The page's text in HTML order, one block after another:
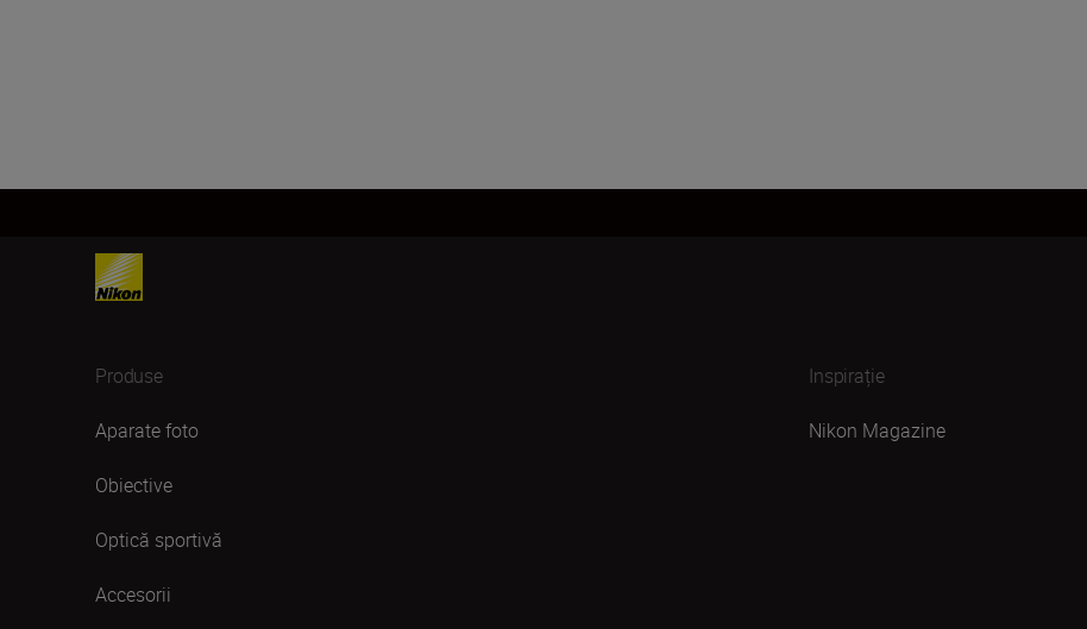
Produse
Aparate foto
Obiective
Optică sportivă
Accesorii
Inspirație
Nikon Magazine